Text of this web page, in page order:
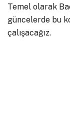
Temel olarak
güncelerde bu
çalışacağız.